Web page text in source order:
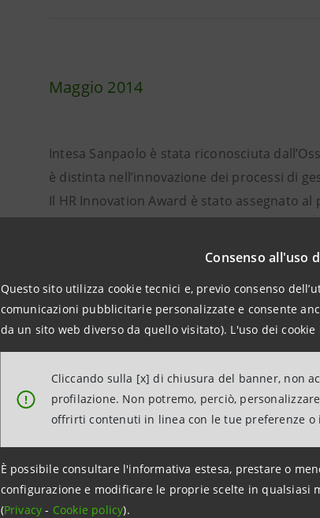
Consenso all'uso
Questo sito utilizza cookie tecnici e, previo consenso
comunicazioni pubblicitarie personalizzate e consente
da un sito web diverso da quello visitato). L'uso dei
!
Cliccando sulla [x] di chiusura del banner, non
profilazione. Non potremo, perciò,
offrirti contenuti in linea con le tue preferenze
È possibile consultare l'informativa estesa, prestare o
configurazione e modificare le proprie scelte in qualsiasi
(Privacy- Cookie policy).
Maggio 2014
Intesa Sanpaolo è stata riconosciuta
è distinta nell’innovazione dei processi di
Il HR Innovation Award è stato assegnato
aumentare l’efficacia della formazione
delle persone, che sulla valorizzazione
Marzo 2014
Intesa Sanpaolo nuovamente premiata con
& Inclusion Award Diversitalavoro",
puntando alla valorizzazione del talento e
competenze.